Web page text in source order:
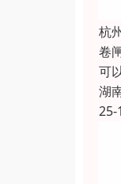
杭
卷
可
湖
25-